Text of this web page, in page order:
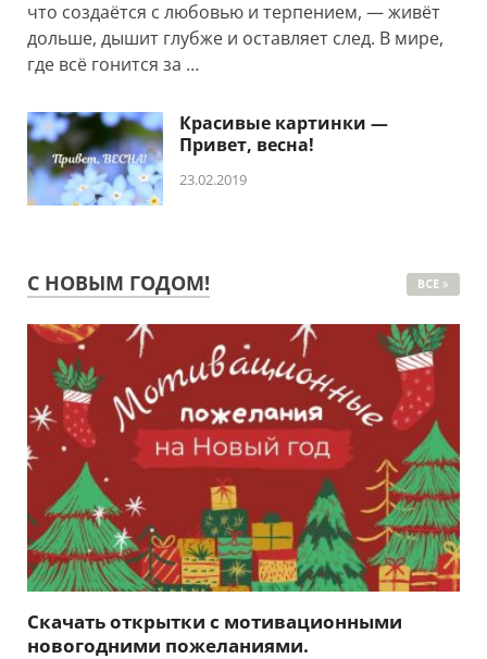
что создаётся с любовью и терпением, — живёт
дольше, дышит глубже и оставляет след. В мире,
где всё гонится за …
Красивые картинки —
Привет, весна!
23.02.2019
С НОВЫМ ГОДОМ! ВСЕ
Скачать открытки с мотивационными
новогодними пожеланиями.